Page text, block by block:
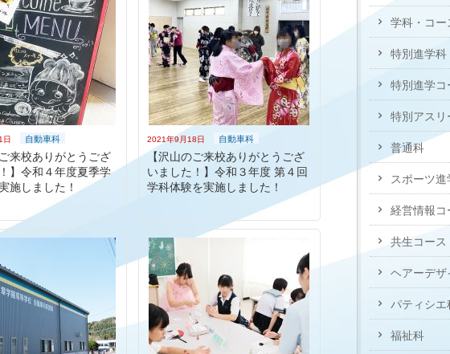
日 自動車科
ご来校ありがとうござ
】令和４年度夏季学
施しました！
2021年9月18日 自動車科
【沢山のご来校ありがとうござ
いました！】令和３年度 第４回
学科体験を実施しました！
学科・コー
特別進学科
特別進学コ
特別アスリ
普通科
スポーツ進
経営情報コ
共生コース
ヘアーデザ
パティシエ
福祉科